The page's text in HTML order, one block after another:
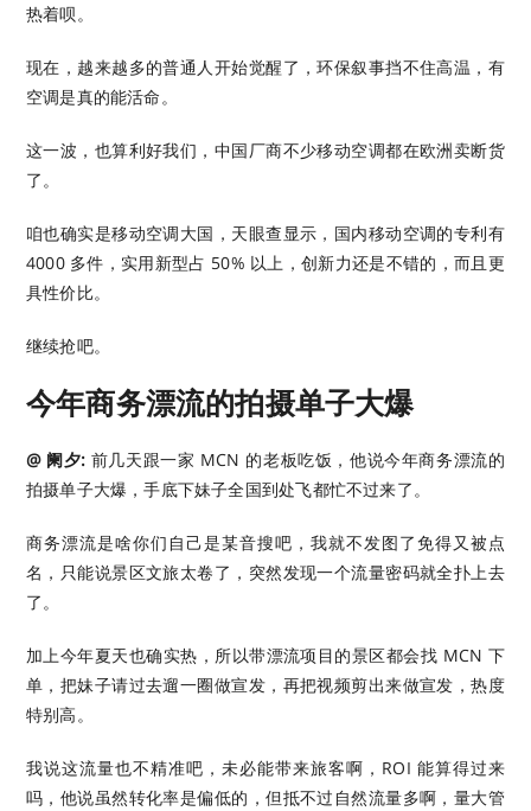
热着呗。
现在，越来越多的普通人开始觉醒了，环保叙事挡不住高温，有
空调是真的能活命。
这一波，也算利好我们，中国厂商不少移动空调都在欧洲卖断货
了。
咱也确实是移动空调大国，天眼查显示，国内移动空调的专利有
4000 多件，实用新型占 50% 以上，创新力还是不错的，而且更
具性价比。
继续抢吧。
今年商务漂流的拍摄单子大爆
@ 阑夕: 前几天跟一家 MCN 的老板吃饭，他说今年商务漂流的
拍摄单子大爆，手底下妹子全国到处飞都忙不过来了。
商务漂流是啥你们自己是某音搜吧，我就不发图了免得又被点
名，只能说景区文旅太卷了，突然发现一个流量密码就全扑上去
了。
加上今年夏天也确实热，所以带漂流项目的景区都会找 MCN 下
单，把妹子请过去遛一圈做宣发，再把视频剪出来做宣发，热度
特别高。
我说这流量也不精准吧，未必能带来旅客啊，ROI 能算得过来
吗，他说虽然转化率是偏低的，但抵不过自然流量多啊，量大管